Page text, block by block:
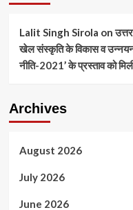
Lalit Singh Sirola on
खेल संस्कृति के विकास व उन्नयन
नीति-2021’ के प्रस्ताव को
Archives
August 2026
July 2026
June 2026